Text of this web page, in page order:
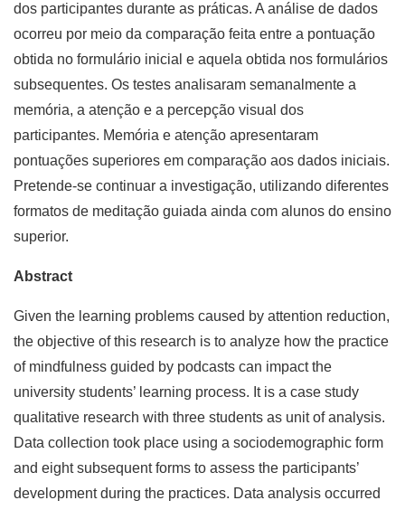
dos participantes durante as práticas. A análise de dados
ocorreu por meio da comparação feita entre a pontuação
obtida no formulário inicial e aquela obtida nos formulários
subsequentes. Os testes analisaram semanalmente a
memória, a atenção e a percepção visual dos
participantes. Memória e atenção apresentaram
pontuações superiores em comparação aos dados iniciais.
Pretende-se continuar a investigação, utilizando diferentes
formatos de meditação guiada ainda com alunos do ensino
superior.
Abstract
Given the learning problems caused by attention reduction,
the objective of this research is to analyze how the practice
of mindfulness guided by podcasts can impact the
university students’ learning process. It is a case study
qualitative research with three students as unit of analysis.
Data collection took place using a sociodemographic form
and eight subsequent forms to assess the participants’
development during the practices. Data analysis occurred